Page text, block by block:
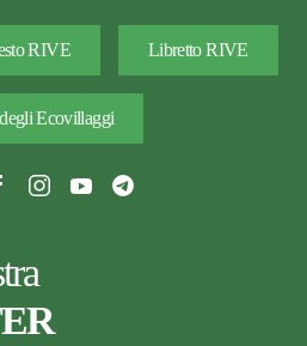
RIVE Libretto RIVE
Ecovillaggi